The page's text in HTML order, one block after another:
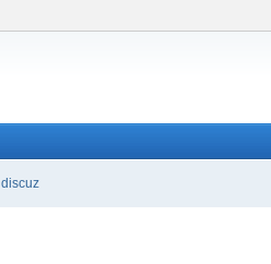
discuz